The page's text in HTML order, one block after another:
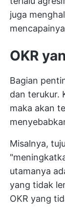
juga
OKR
Bagian
dan terukur.
maka akan
Misalnya,
utamanya
yang tidak
OKR yang